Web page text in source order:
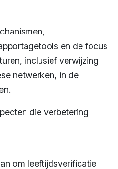
en de focus
inclusief verwijzing
netwerken, in de
die verbetering
om leeftijdsverificatie